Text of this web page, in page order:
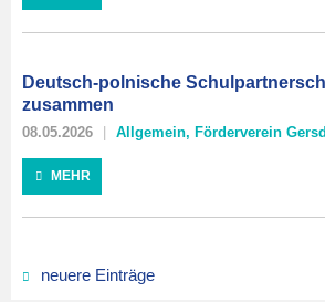
Deutsch-polnische
zusammen
08.05.2026 Allgemein, Förderverein
MEHR
neuere Einträge